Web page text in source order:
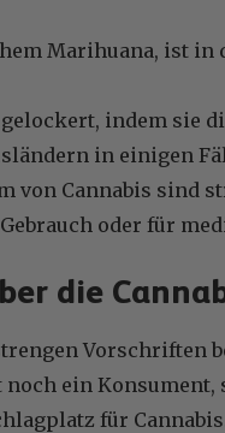
Marihuana, ist in
gelockert, indem sie
in einigen
von Cannabis sind
oder für
die
Vorschriften
noch ein
für